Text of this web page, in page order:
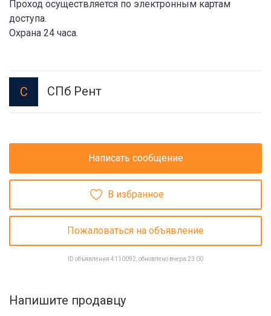
Проход осуществляется по электронным картам
доступа.
Охрана 24 часа.
С СПб Рент
Написать сообщение
В избранное
Пожаловаться на объявление
ID объявления 4110092, обновлено вчера 23:00
Напишите продавцу